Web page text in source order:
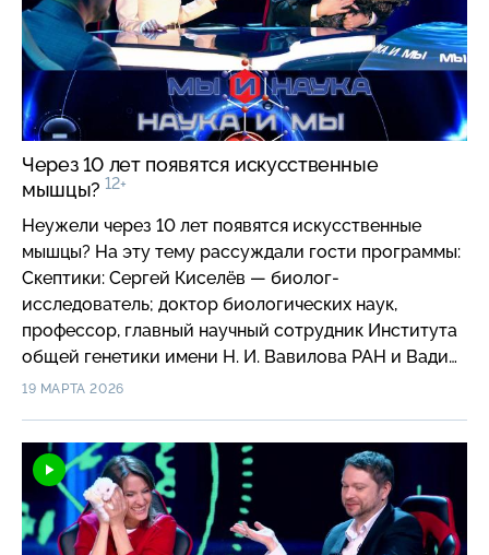
кафедрой философии, биомедэтики и
гуманитарных наук Российского университета
медицины и Игорь Ашманов — разработчик систем
искусственного интеллекта; президент
Аналитической компании «Крибрум», член совета
при президенте РФ по развитию гражданского
общества и правам человека.
Через 10 лет появятся искусственные
мышцы? 12+
Неужели через 10 лет появятся искусственные
мышцы? На эту тему рассуждали гости программы:
Скептики: Сергей Киселёв — биолог-
исследователь; доктор биологических наук,
профессор, главный научный сотрудник Института
общей генетики имени Н. И. Вавилова РАН и Вадим
Дубров — травматолог-ортопед; доктор
катастроф МНОИ факультета фундаментальной
медицины МГУ имени М. В. Ломоносова; Оптимисты:
Денис Гудков — биотехнолог; основатель и
генеральный директор компании «ОМНИНОМ»,
19 МАРТА 2026